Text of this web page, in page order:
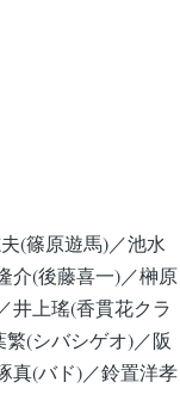
(篠原遊馬)／池水
介(後藤喜一)／榊原
井上瑤(香貫花クラ
(シバシゲオ)／阪
真(バド)／鈴置洋孝